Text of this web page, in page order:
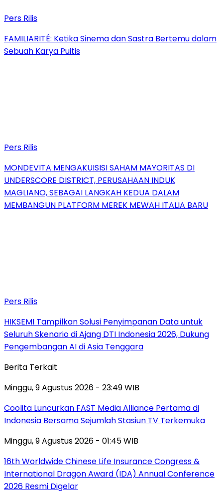
Pers Rilis
FAMILIARITÉ: Ketika Sinema dan Sastra Bertemu dalam
Sebuah Karya Puitis
Pers Rilis
MONDEVITA MENGAKUISISI SAHAM MAYORITAS DI
UNDERSCORE DISTRICT, PERUSAHAAN INDUK
MAGLIANO, SEBAGAI LANGKAH KEDUA DALAM
MEMBANGUN PLATFORM MEREK MEWAH ITALIA BARU
Pers Rilis
HIKSEMI Tampilkan Solusi Penyimpanan Data untuk
Seluruh Skenario di Ajang DTI Indonesia 2026, Dukung
Pengembangan AI di Asia Tenggara
Berita Terkait
Minggu, 9 Agustus 2026 - 23:49 WIB
Coolita Luncurkan FAST Media Alliance Pertama di
Indonesia Bersama Sejumlah Stasiun TV Terkemuka
Minggu, 9 Agustus 2026 - 01:45 WIB
16th Worldwide Chinese Life Insurance Congress &
International Dragon Award (IDA) Annual Conference
2026 Resmi Digelar